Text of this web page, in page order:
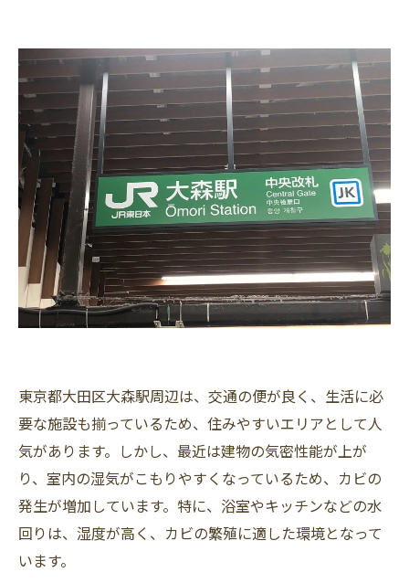
東京都大田区大森駅周辺は、交通の便が良く、生活に必
要な施設も揃っているため、住みやすいエリアとして人
気があります。しかし、最近は建物の気密性能が上が
り、室内の湿気がこもりやすくなっているため、カビの
発生が増加しています。特に、浴室やキッチンなどの水
回りは、湿度が高く、カビの繁殖に適した環境となって
います。